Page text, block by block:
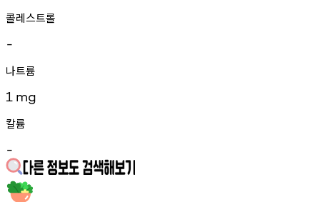
콜레스트롤
-
나트륨
1 mg
칼륨
-